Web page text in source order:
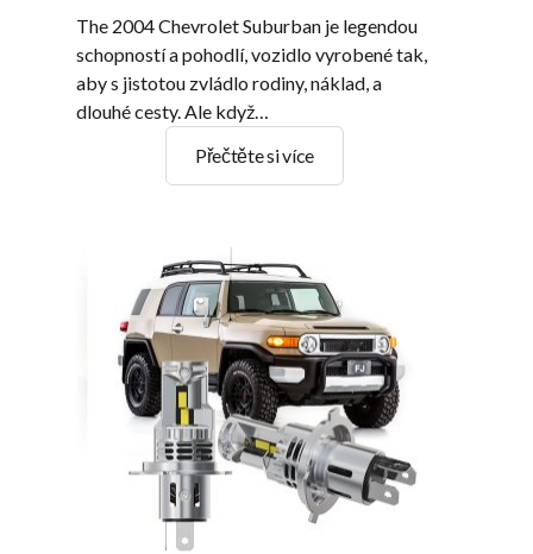
The 2004 Chevrolet Suburban je legendou
schopností a pohodlí, vozidlo vyrobené tak,
aby s jistotou zvládlo rodiny, náklad, a
dlouhé cesty. Ale když…
Přečtěte si vícePrůvodce
přeměnou
vás
2004
Předměstský